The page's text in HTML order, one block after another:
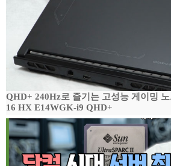
QHD+ 240Hz로 즐기는 고성능 게이밍
16 HX E14WGK-i9 QHD+